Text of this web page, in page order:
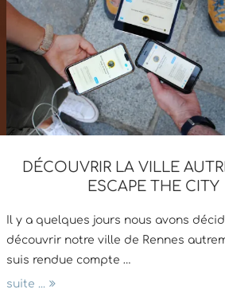
DÉCOUVRIR LA VILLE
ESCAPE THE CITY
Il y a quelques jours nous avons
découvrir notre ville de Rennes
suis rendue compte …
suite ...